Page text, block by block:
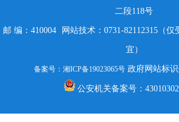
二段118号
邮 编：410004 网站技术：0731-82112315（
宜）
备案号：湘ICP备19023065号 政府网站标识
公安机关备案号：